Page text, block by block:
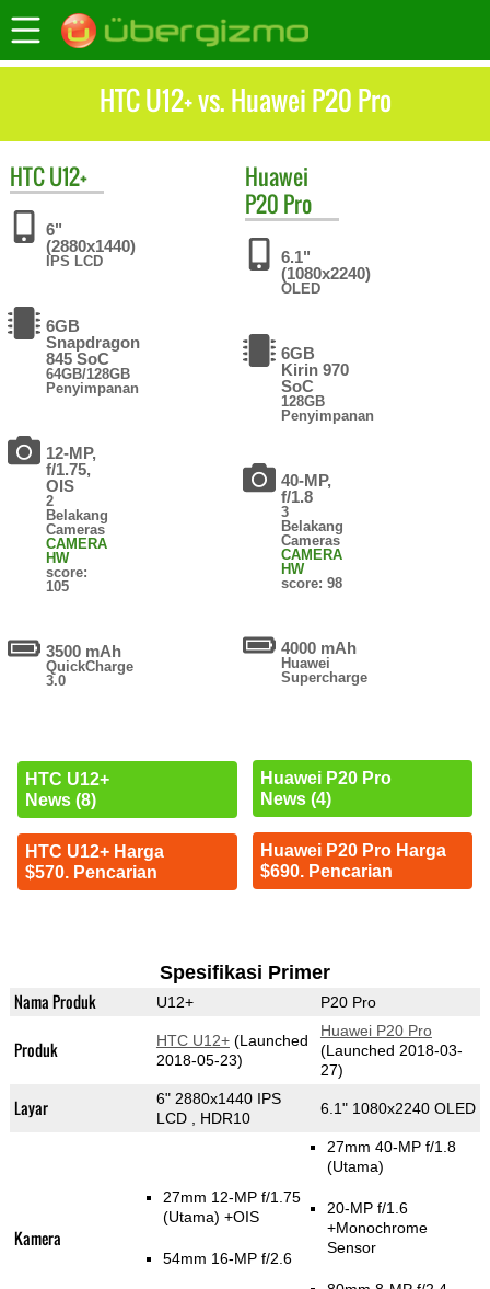
HTC U12+ vs. Huawei P20 Pro
HTCU12+
6"
(2880x1440)
IPS LCD
6GB
Snapdragon
845 SoC
64GB/128GB
Penyimpanan
12-MP,
f/1.75,
OIS
2
Belakang
Cameras
CAMERA
HW
score:
105
3500 mAh
QuickCharge
3.0
HTC U12+
News (8)
HTC U12+ Harga
$570. Pencarian
Huawei
P20 Pro
6.1"
(1080x2240)
OLED
6GB
Kirin 970
SoC
128GB
Penyimpanan
40-MP,
f/1.8
3
Belakang
Cameras
CAMERA
HW
score: 98
4000 mAh
Huawei
Supercharge
Huawei P20 Pro
News (4)
Huawei P20 Pro Harga
$690. Pencarian
Spesifikasi Primer
Nama Produk U12+ P20 Pro
Produk HTC U12+(Launched
2018-05-23)
Huawei P20 Pro
(Launched 2018-03-
27)
Layar
6" 2880x1440 IPS
LCD , HDR10
6.1" 1080x2240 OLED
Kamera
27mm 12-MP f/1.75
(Utama) +OIS
54mm 16-MP f/2.6
27mm 40-MP f/1.8
(Utama)
20-MP f/1.6
+Monochrome
Sensor